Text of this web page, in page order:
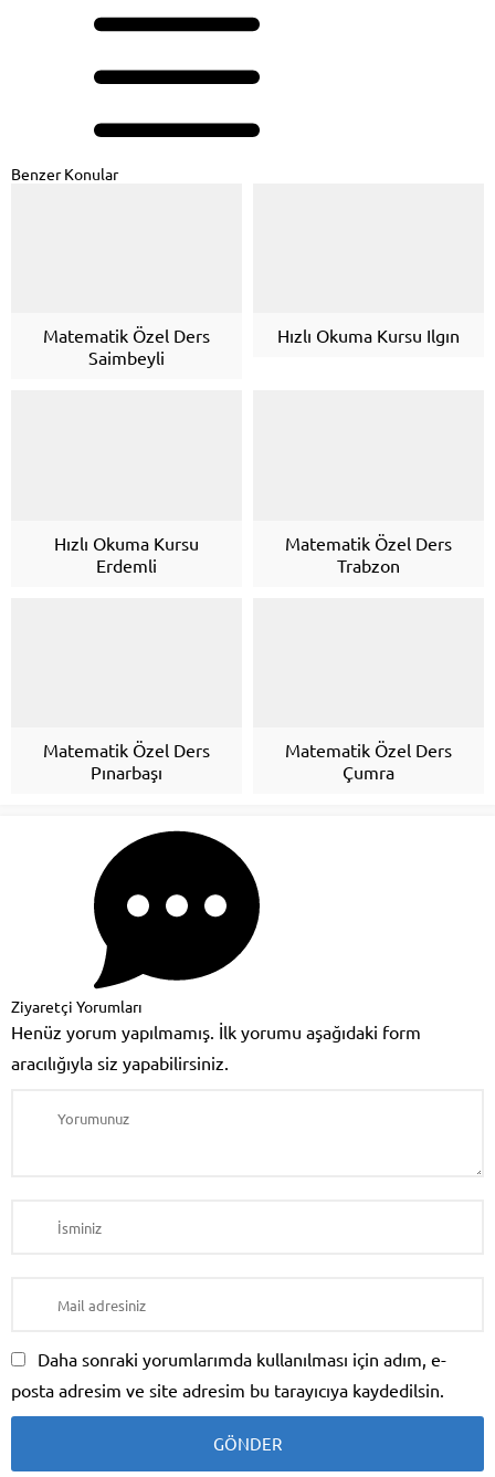
Benzer Konular
Matematik Özel Ders
Saimbeyli
Hızlı Okuma Kursu Ilgın
Hızlı Okuma Kursu
Erdemli
Matematik Özel Ders
Trabzon
Matematik Özel Ders
Pınarbaşı
Matematik Özel Ders
Çumra
Ziyaretçi Yorumları
Henüz yorum yapılmamış. İlk yorumu aşağıdaki form
aracılığıyla siz yapabilirsiniz.
Daha sonraki yorumlarımda kullanılması için adım, e-
posta adresim ve site adresim bu tarayıcıya kaydedilsin.